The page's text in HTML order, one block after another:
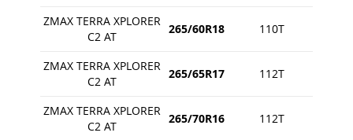
ZMAX TERRA XPLORER
C2 AT
265/60R18 110T
ZMAX TERRA XPLORER
C2 AT
265/65R17 112T
ZMAX TERRA XPLORER
C2 AT
265/70R16 112T